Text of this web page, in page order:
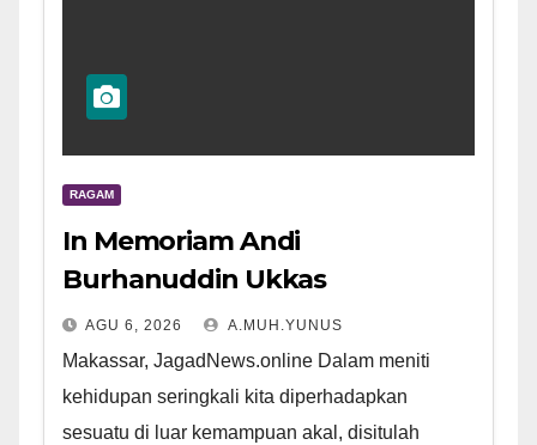
RAGAM
In Memoriam Andi
Burhanuddin Ukkas
AGU 6, 2026 A.MUH.YUNUS
Makassar, JagadNews.online Dalam meniti
kehidupan seringkali kita diperhadapkan
sesuatu di luar kemampuan akal, disitulah